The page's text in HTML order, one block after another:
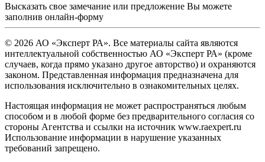
Высказать свое замечание или предложение Вы можете
заполнив онлайн-форму
© 2026 АО «Эксперт РА». Все материалы сайта являются
интеллектуальной собственностью АО «Эксперт РА» (кроме
случаев, когда прямо указано другое авторство) и охраняются
законом. Представленная информация предназначена для
использования исключительно в ознакомительных целях.
Настоящая информация не может распространяться любым
способом и в любой форме без предварительного согласия со
стороны Агентства и ссылки на источник www.raexpert.ru
Использование информации в нарушение указанных
требований запрещено.